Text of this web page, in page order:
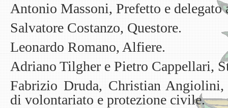
Antonio Massoni, Prefetto e
Salvatore Costanzo, Questore.
Leonardo Romano, Alfiere.
Adriano Tilgher e Pietro Cappellari,
Fabrizio Druda, Christian Angiolini,
di volontariato e protezione civile.